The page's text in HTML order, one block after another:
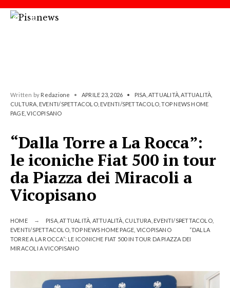
Written by Redazione • APRILE 23, 2026 • PISA ATTUALITÀ,ATTUALITÀ
CULTURA EVENTI/SPETTACOLO, EVENTI/SPETTACOLO,TOP NEWS HOME
PAGE,VICOPISANO
“Dalla Torre a La Rocca”:
le iconiche Fiat 500 in tour
da Piazza dei Miracoli a
Vicopisano
HOME PISA,ATTUALITÀ ATTUALITÀ CULTURA EVENTI/SPETTACOLO,
EVENTI/SPETTACOLO,TOP NEWS HOME PAGE VICOPISANO
“DALLA
TORRE A LA ROCCA”: LE ICONICHE FIAT 500 IN TOUR DA PIAZZA DEI
MIRACOLI A VICOPISANO